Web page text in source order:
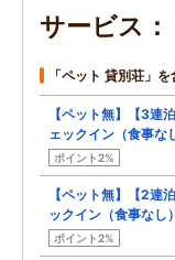
サービス
「ペット 貸別荘」
【ペット無】【3連
ェックイン（食事な
ポイント2%
【ペット無】【2連
ックイン（食事なし）
ポイント2%